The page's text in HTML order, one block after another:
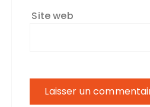
Site web